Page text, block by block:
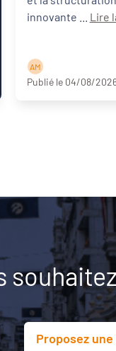
Lire
A M
Publié le 04/08/
Proposez